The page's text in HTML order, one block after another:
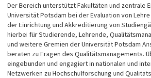
Der Bereich unterstützt Fakultäten und zentrale
Universität Potsdam bei der Evaluation von
der Einrichtung und Akkreditierung von
hierbei für Studierende, Lehrende,
und weitere Gremien der Universität Potsdam
beraten zu Fragen des Qualitätsmanagements.
eingebunden und engagiert in nationalen und
Netzwerken zu Hochschulforschung und